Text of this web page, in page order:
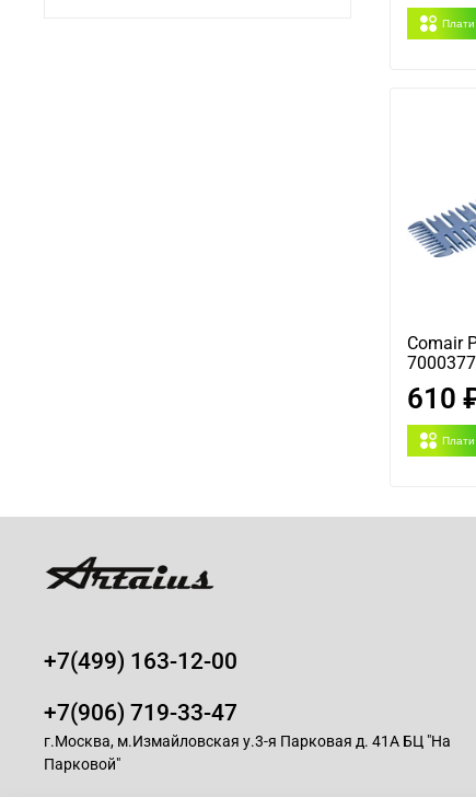
Плати
Comair
610
Плати
+7(499) 163-12-00
+7(906) 719-33-47
г.Москва, м.Измайловская у.3-я Парковая д. 41А БЦ "На
Парковой"